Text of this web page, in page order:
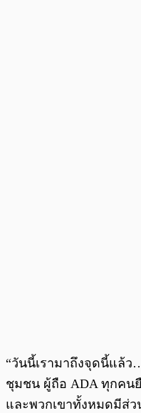
“วันนี้เรามาถึงจุดนี้แล้
ชุมชน ผู้ถือ ADA ทุกคน
และพวกเขาทั้งหมดมีส่